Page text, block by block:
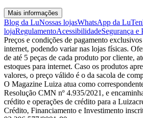
Mais informações
Blog da LuNossas lojasWhatsApp da Lu
lojaRegulamentoAcessibilidadeSegurança e
Preços e condições de pagamento
internet, podendo variar nas lojas físicas.
de até 5 peças de cada produto por cliente,
estoques para internet. Caso os produtos
valores, o preço válido é o da sacola de
O Magazine Luiza atua como
Resolução CMN nº 4.935/2021, e
crédito e operações de crédito para a
Crédito, Financiamento e Investimento